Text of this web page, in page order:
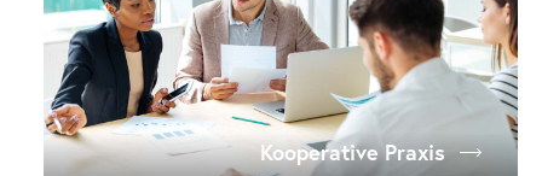
Kooperative Praxis